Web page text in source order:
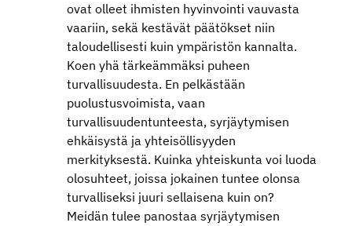
ovat olleet ihmisten hyvinvointi vauvasta
vaariin, sekä kestävät päätökset niin
taloudellisesti kuin ympäristön kannalta.
Koen yhä tärkeämmäksi puheen
turvallisuudesta. En pelkästään
puolustusvoimista, vaan
turvallisuudentunteesta, syrjäytymisen
ehkäisystä ja yhteisöllisyyden
merkityksestä. Kuinka yhteiskunta voi luoda
olosuhteet, joissa jokainen tuntee olonsa
turvalliseksi juuri sellaisena kuin on?
Meidän tulee panostaa syrjäytymisen